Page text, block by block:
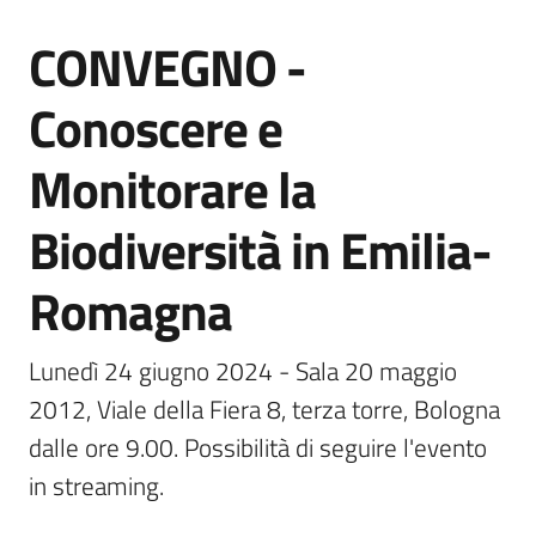
Rete
Natura
2000
Foreste
Biodiversità
Consultazione
Salta al contenuto
CONVEGNO -
Conoscere e
Monitorare la
Biodiversità in Emilia-
Romagna
Lunedì 24 giugno 2024 - Sala 20 maggio
2012, Viale della Fiera 8, terza torre, Bologna
dalle ore 9.00. Possibilità di seguire l'evento
in streaming.